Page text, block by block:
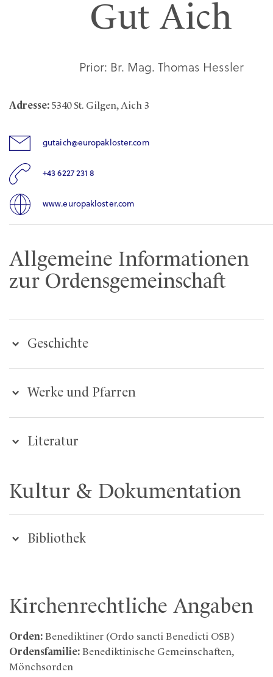
Gut Aich
Prior: Br. Mag. Thomas Hessler
Adresse: 5340 St. Gilgen, Aich 3
gutaich@europakloster.com
+43 6227 231 8
www.europakloster.com
Allgemeine Informationen
zur Ordensgemeinschaft
Geschichte
Werke und Pfarren
Literatur
Kultur & Dokumentation
Bibliothek
Kirchenrechtliche Angaben
Orden: Benediktiner (Ordo sancti Benedicti OSB)
Ordensfamilie: Benediktinische Gemeinschaften,
Mönchsorden